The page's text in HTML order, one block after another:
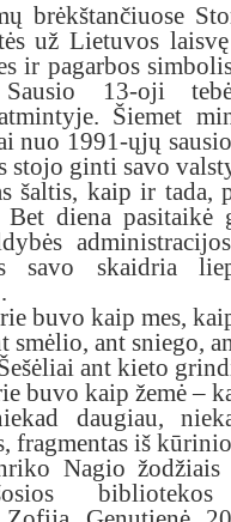
brėkštančiuose
už Lietuvos
ir pagarbos
Sausio 13-oji
Šiemet
nuo 1991-ųjų
stojo ginti savo
šaltis, kaip ir tada,
Bet diena pasitaikė
savo skaidria
buvo kaip mes,
smėlio, ant sniego,
ant kieto
buvo kaip žemė –
daugiau,
fragmentas iš
Nagio žodžiais